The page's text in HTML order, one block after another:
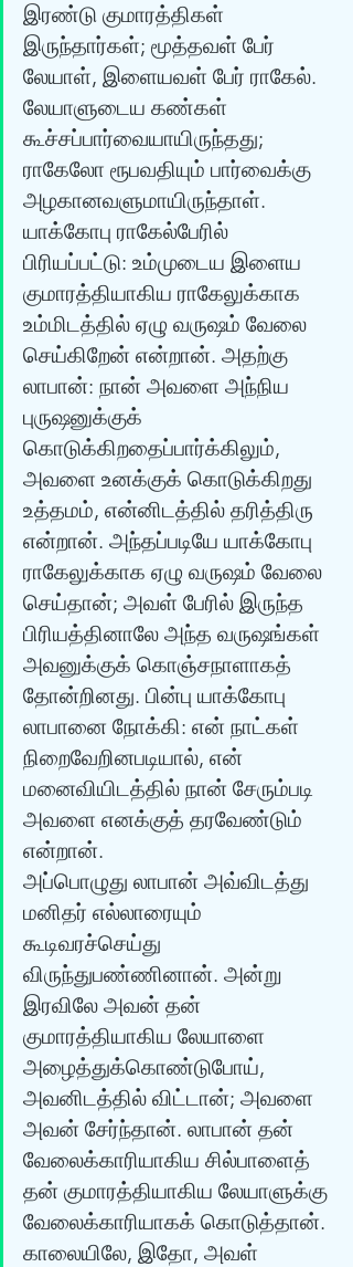
இரண்டு குமாரத்திகள்
இருந்தார்கள்; மூத்தவள் பேர்
லேயாள், இளையவள் பேர் ராகேல்.
லேயாளுடைய கண்கள்
கூச்சப்பார்வையாயிருந்தது;
ராகேலோ ரூபவதியும் பார்வைக்கு
அழகானவளுமாயிருந்தாள்.
யாக்கோபு ராகேல்பேரில்
பிரியப்பட்டு: உம்முடைய இளைய
குமாரத்தியாகிய ராகேலுக்காக
உம்மிடத்தில் ஏழு வருஷம் வேலை
செய்கிறேன் என்றான். அதற்கு
லாபான்: நான் அவளை அந்நிய
புருஷனுக்குக்
கொடுக்கிறதைப்பார்க்கிலும்,
அவளை உனக்குக் கொடுக்கிறது
உத்தமம், என்னிடத்தில் தரித்திரு
என்றான். அந்தப்படியே யாக்கோபு
ராகேலுக்காக ஏழு வருஷம் வேலை
செய்தான்; அவள் பேரில் இருந்த
பிரியத்தினாலே அந்த வருஷங்கள்
அவனுக்குக் கொஞ்சநாளாகத்
தோன்றினது. பின்பு யாக்கோபு
லாபானை நோக்கி: என் நாட்கள்
நிறைவேறினபடியால், என்
மனைவியிடத்தில் நான் சேரும்படி
அவளை எனக்குத் தரவேண்டும்
என்றான்.
அப்பொழுது லாபான் அவ்விடத்து
மனிதர் எல்லாரையும்
கூடிவரச்செய்து
விருந்துபண்ணினான். அன்று
இரவிலே அவன் தன்
குமாரத்தியாகிய லேயாளை
அழைத்துக்கொண்டுபோய்,
அவனிடத்தில் விட்டான்; அவளை
அவன் சேர்ந்தான். லாபான் தன்
வேலைக்காரியாகிய சில்பாளைத்
தன் குமாரத்தியாகிய லேயாளுக்கு
வேலைக்காரியாகக் கொடுத்தான்.
காலையிலே, இதோ, அவள்